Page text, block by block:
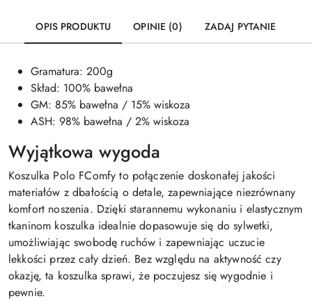
OPIS PRODUKTU OPINIE (0) ZADAJ PYTANIE
Gramatura: 200g
Skład: 100% bawełna
GM: 85% bawełna / 15% wiskoza
ASH: 98% bawełna / 2% wiskoza
Wyjątkowa wygoda
Koszulka Polo FComfy to połączenie doskonałej jakości
materiałów z dbałością o detale, zapewniające niezrównany
komfort noszenia. Dzięki starannemu wykonaniu i elastycznym
tkaninom koszulka idealnie dopasowuje się do sylwetki,
umożliwiając swobodę ruchów i zapewniając uczucie
lekkości przez cały dzień. Bez względu na aktywność czy
okazję, ta koszulka sprawi, że poczujesz się wygodnie i
pewnie.